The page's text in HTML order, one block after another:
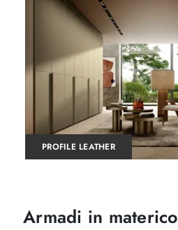
PROFILE LEATHER
Armadi in materico